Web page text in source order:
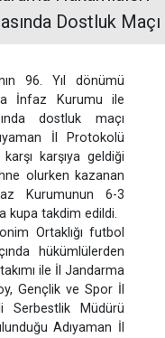
Dostluk Maçı
96. Yıl dönümü
İnfaz Kurumu ile
dostluk maçı
İl Protokolü
karşıya geldiği
olurken kazanan
Kurumunun 6-3
kupa takdim edildi.
Ortaklığı futbol
hükümlülerden
ile İl Jandarma
Gençlik ve Spor İl
Serbestlik Müdürü
Adıyaman İl